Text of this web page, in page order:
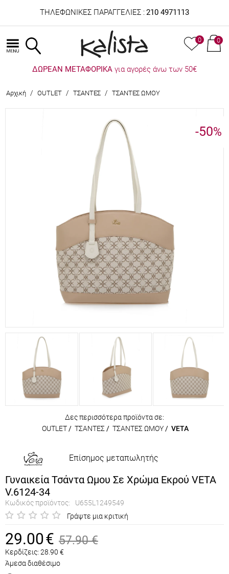
ΤΗΛΕΦΩΝΙΚΕΣ ΠΑΡΑΓΓΕΛΙΕΣ : 210 4971113
0 0
ΔΩΡΕΑΝ ΜΕΤΑΦΟΡΙΚΑ για αγορές άνω των 50€
Αρχική / OUTLET / ΤΣΑΝΤΕΣ / ΤΣΑΝΤΕΣ ΩΜΟΥ
-50%
Δες περισσότερα προϊόντα σε:
OUTLET / ΤΣΑΝΤΕΣ / ΤΣΑΝΤΕΣ ΩΜΟΥ / VETA
Επίσημος μεταπωλητής
Γυναικεία Τσάντα Ωμου Σε Χρώμα Εκρού VETA
V.6124-34
Κωδικός προϊόντος:
U655L1249549
Γράψτε μια κριτική
29.00€ 57.90 €
Κερδίζεις: 28.90 €
Άμεσα διαθέσιμο